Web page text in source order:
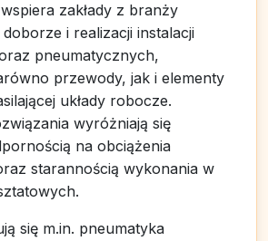
zakłady z branży
i realizacji instalacji
pneumatycznych,
przewody, jak i elementy
układy robocze.
wyróżniają się
na obciążenia
starannością wykonania w
się m.in. pneumatyka